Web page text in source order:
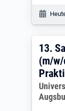
13.
13.
(m/